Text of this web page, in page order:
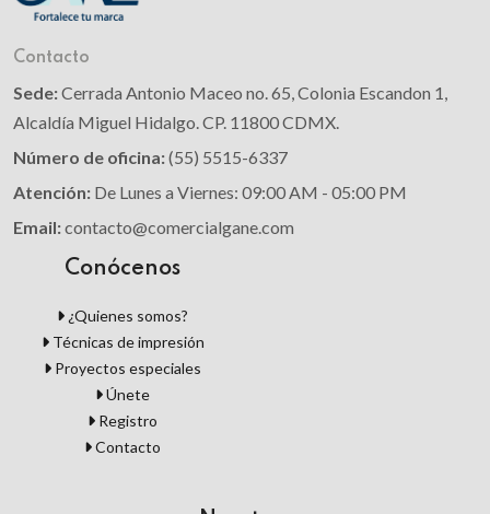
Contacto
Sede:Cerrada Antonio Maceo no. 65, Colonia Escandon 1,
Alcaldía Miguel Hidalgo. CP. 11800 CDMX.
Número de oficina:(55) 5515-6337
Atención: De Lunes a Viernes: 09:00 AM - 05:00 PM
Email:contacto@comercialgane.com
Conócenos
¿Quienes somos?
Técnicas de impresión
Proyectos especiales
Únete
Registro
Contacto